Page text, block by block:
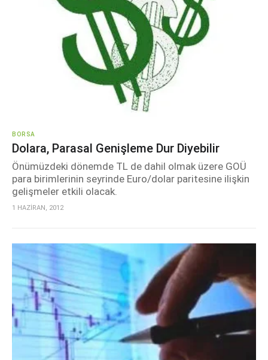
BORSA
Dolara, Parasal Genişleme Dur Diyebilir
Önümüzdeki dönemde TL de dahil olmak üzere GOÜ
para birimlerinin seyrinde Euro/dolar paritesine ilişkin
gelişmeler etkili olacak.
1 HAZİRAN, 2012